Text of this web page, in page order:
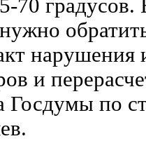
70
нарушения
и
Госдумы по